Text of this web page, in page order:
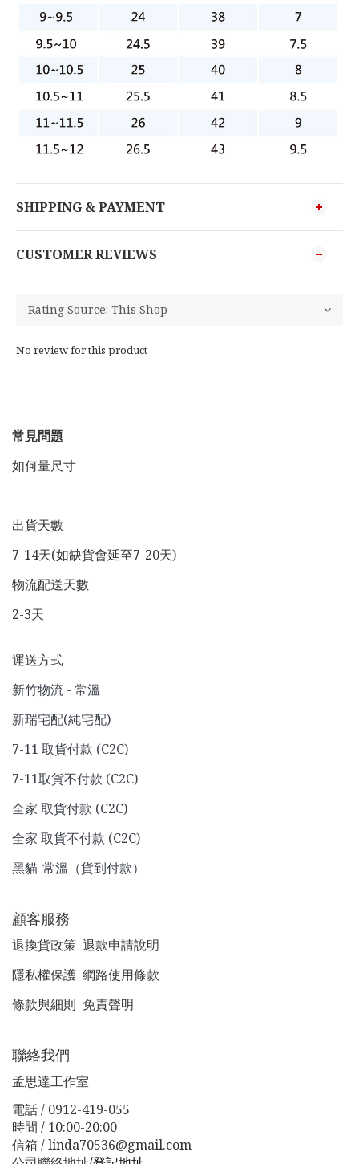
SHIPPING & PAYMENT
CUSTOMER REVIEWS
No review for this product
常見問題
如何量尺寸
出貨天數
7-14天(如缺貨會延至7-20天)
物流配送天數
2-3天
運送方式
新竹物流 - 常溫
新瑞宅配(純宅配)
7-11 取貨付款 (C2C)
7-11取貨不付款 (C2C)
全家 取貨付款 (C2C)
全家 取貨不付款 (C2C)
黑貓-常溫（貨到付款）
顧客服務
退換貨政策 退款申請說明
隱私權保護 網路使用條款
條款與細則 免責聲明
聯絡我們
孟思達工作室
電話 / 0912-419-055
時間 / 10:00-20:00
信箱 / linda70536@gmail.com